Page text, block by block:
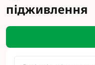
підживлення